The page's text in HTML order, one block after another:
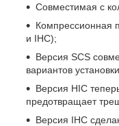
Совместимая с
Компрессионная
и IHC);
Версия SCS
вариантов
Версия HIC
предотвращает
Версия IHC